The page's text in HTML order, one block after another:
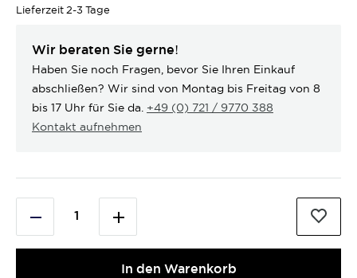
Lieferzeit 2-3 Tage
Wir beraten Sie gerne!
Haben Sie noch Fragen, bevor Sie Ihren Einkauf
abschließen? Wir sind von Montag bis Freitag von 8
bis 17 Uhr für Sie da. +49 (0) 721 / 9770 388
Kontakt aufnehmen
In den Warenkorb